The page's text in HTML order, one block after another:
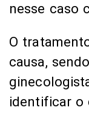
nesse caso
O
causa,
identificar o